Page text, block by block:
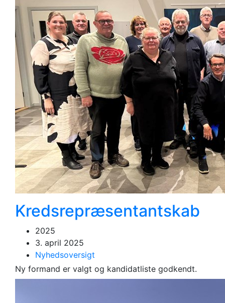
Kredsrepræsentantskab
2025
3. april 2025
Nyhedsoversigt
Ny formand er valgt og kandidatliste godkendt.